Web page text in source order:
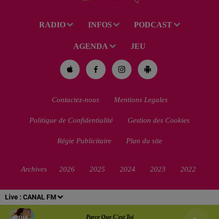
Live : CANAL FM
Parce Que C'est Toi
RADIO INFOS PODCAST
AGENDA JEU
Contactez-nous Mentions Legales
Politique de Confidentialité Gestion des Cookies
Régie Publicitaire Plan du site
Archives 2026 2025 2024 2023 2022